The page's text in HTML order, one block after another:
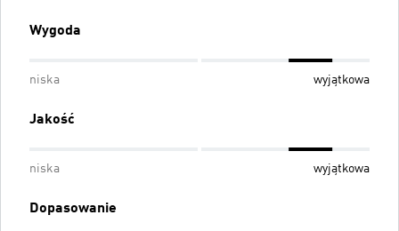
Wygoda
niska wyjątkowa
Jakość
niska wyjątkowa
Dopasowanie